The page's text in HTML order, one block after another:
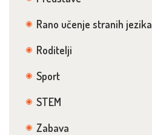
Rano učenje stranih jezika
Roditelji
Sport
STEM
Zabava